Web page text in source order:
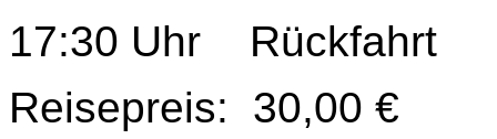
17:30 Uhr Rückfahrt
Reisepreis: 30,00 €